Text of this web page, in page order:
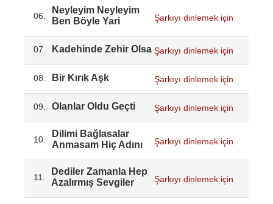
06.
Neyleyim Neyleyim
Ben Böyle Yari
Şarkıyı dinlemek için
07. Kadehinde Zehir Olsa Şarkıyı dinlemek için
08. Bir Kırık Aşk Şarkıyı dinlemek için
09. Olanlar Oldu Geçti Şarkıyı dinlemek için
10.
Dilimi Bağlasalar
Anmasam Hiç Adını
Şarkıyı dinlemek için
11.
Dediler Zamanla Hep
Azalırmış Sevgiler
Şarkıyı dinlemek için